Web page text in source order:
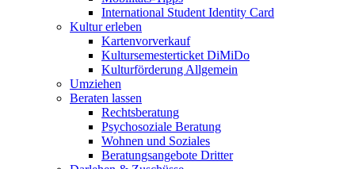
International Student Identity Card
Kultur erleben
Kartenvorverkauf
Kultursemesterticket DiMiDo
Kulturförderung Allgemein
Umziehen
Beraten lassen
Rechtsberatung
Psychosoziale Beratung
Wohnen und Soziales
Beratungsangebote Dritter